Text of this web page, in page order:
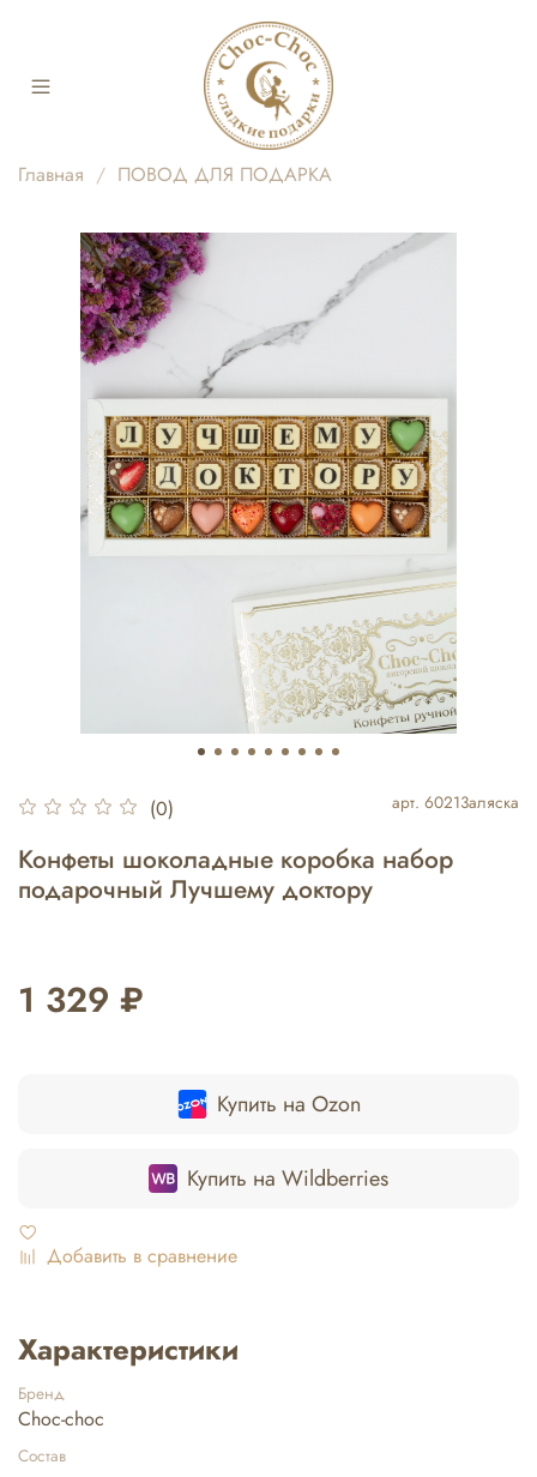
Главная ПОВОД ДЛЯ ПОДАРКА
(0) арт. 60213аляска
Конфеты шоколадные коробка набор
подарочный Лучшему доктору
1 329 ₽
Купить на Ozon
Купить на Wildberries
Добавить в сравнение
Характеристики
Бренд
Choc-choc
Состав